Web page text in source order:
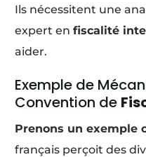
Ils nécessitent une
expert enfiscalité
aider.
Exemple de
Convention de
Prenons un exemple
français perçoit des